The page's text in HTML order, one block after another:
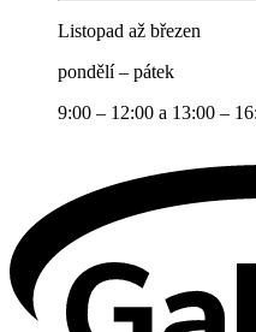
Listopad až březen
pondělí – pátek
9:00 – 12:00 a 13:00 –